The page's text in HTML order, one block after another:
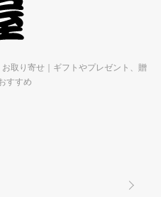
取り寄せ｜ギフトやプレゼント、贈
すすめ